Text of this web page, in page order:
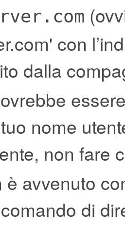
con
dalla
nome
non fare
è avvenuto
di